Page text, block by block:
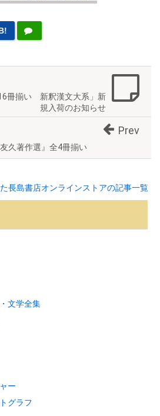
冊揃い 新釈漢文大系」新
規入荷のお知らせ
久著作選』全4冊揃い
Prev
長島書店オンラインストアの記事一覧
文学全集
ー
グラフ